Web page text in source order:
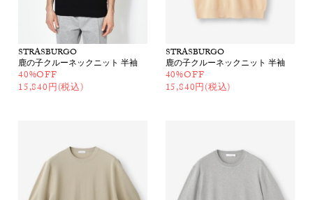
STRASBURGO
鹿の子クルーネックニット 半袖
40%OFF
15,840円(税込)
STRASBURGO
鹿の子クルーネックニット 半袖
40%OFF
15,840円(税込)